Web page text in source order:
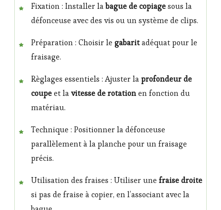
Fixation : Installer labague de copiagesous la
défonceuse avec des vis ou un système de clips.
Préparation : Choisir le gabaritadéquat pour le
fraisage.
Règlages essentiels : Ajuster laprofondeur de
coupeet lavitesse de rotationen fonction du
matériau.
Technique : Positionner la défonceuse
parallèlement à la planche pour un fraisage
précis.
Utilisation des fraises : Utiliser une fraise droite
si pas de fraise à copier, en l’associant avec la